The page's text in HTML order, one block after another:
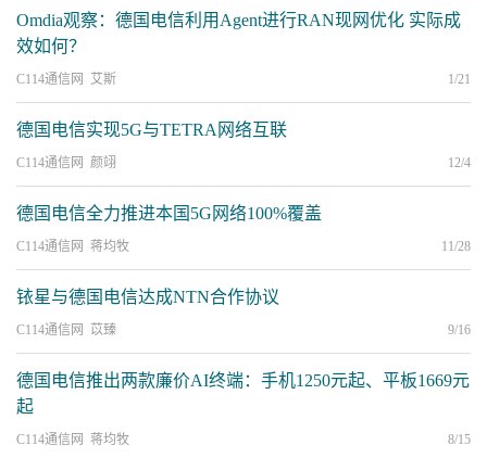
Omdia观察：德国电信利用Agent进行RAN现网优化 实际成
效如何？
C114通信网 艾斯 1/21
德国电信实现5G与TETRA网络互联
C114通信网 颜翊 12/4
德国电信全力推进本国5G网络100%覆盖
C114通信网 蒋均牧 11/28
铱星与德国电信达成NTN合作协议
C114通信网 苡臻 9/16
德国电信推出两款廉价AI终端：手机1250元起、平板1669元
起
C114通信网 蒋均牧 8/15